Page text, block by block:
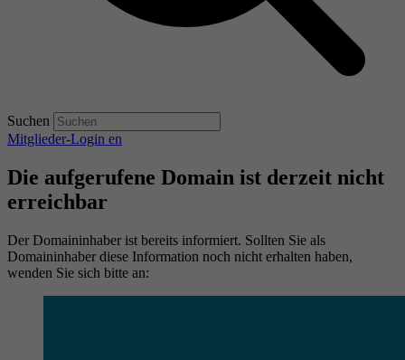
Suchen
Mitglieder-Login en
Die aufgerufene Domain ist derzeit nicht
erreichbar
Der Domaininhaber ist bereits informiert. Sollten Sie als
Domaininhaber diese Information noch nicht erhalten haben,
wenden Sie sich bitte an: